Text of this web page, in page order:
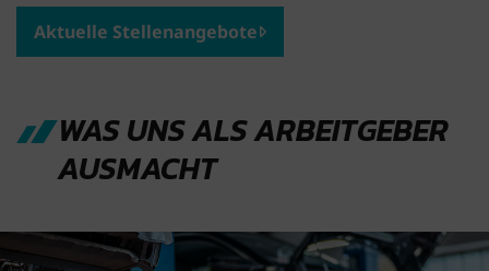
Aktuelle Stellenangebote
WAS UNS ALS ARBEITGEBER
AUSMACHT